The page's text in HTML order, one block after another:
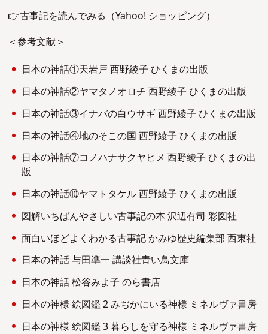
👉古事記を読んでみる（Yahoo! ショッピング）
＜参考文献＞
日本の神話①天岩戸 西野綾子 ひくまの出版
日本の神話②ヤマタノオロチ 西野綾子 ひくまの出版
日本の神話③イナバの白ウサギ 西野綾子 ひくまの出版
日本の神話④地のそこの国 西野綾子 ひくまの出版
日本の神話⑦コノハナサクヤヒメ 西野綾子 ひくまの出
版
日本の神話⑩ヤマトタケル 西野綾子 ひくまの出版
図解いちばんやさしい古事記の本 沢辺有司 彩図社
面白いほどよくわかる古事記 かみゆ歴史編集部 西東社
日本の神話 与田凖一 講談社青い鳥文庫
日本の神話 松谷みよ子 のら書店
日本の神様 絵図鑑 2 みぢかにいる神様 ミネルヴァ書房
日本の神様 絵図鑑 3 暮らしを守る神様 ミネルヴァ書房